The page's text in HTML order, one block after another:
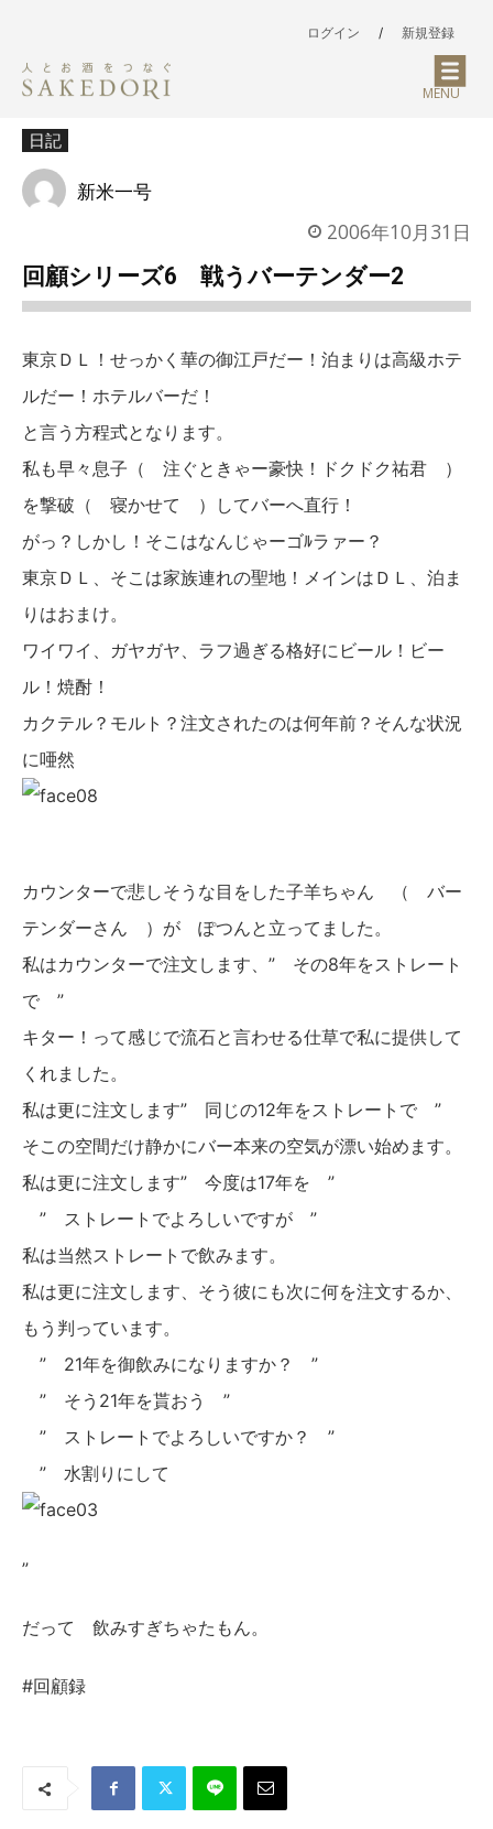
ログイン / 新規登録
MENU
日記
新米一号
2006年10月31日
回顧シリーズ6 戦うバーテンダー2
東京ＤＬ！せっかく華の御江戸だー！泊まりは高級ホテ
ルだー！ホテルバーだ！
と言う方程式となります。
私も早々息子（ 注ぐときゃー豪快！ドクドク祐君 ）
を撃破（ 寝かせて ）してバーへ直行！
がっ？しかし！そこはなんじゃーゴﾙラァー？
東京ＤＬ、そこは家族連れの聖地！メインはＤＬ、泊ま
りはおまけ。
ワイワイ、ガヤガヤ、ラフ過ぎる格好にビール！ビー
ル！焼酎！
カクテル？モルト？注文されたのは何年前？そんな状況
に唖然
カウンターで悲しそうな目をした子羊ちゃん （ バー
テンダーさん ）が ぽつんと立ってました。
私はカウンターで注文します、” その8年をストレート
で ”
キター！って感じで流石と言わせる仕草で私に提供して
くれました。
私は更に注文します” 同じの12年をストレートで ”
そこの空間だけ静かにバー本来の空気が漂い始めます。
私は更に注文します” 今度は17年を ”
” ストレートでよろしいですが ”
私は当然ストレートで飲みます。
私は更に注文します、そう彼にも次に何を注文するか、
もう判っています。
” 21年を御飲みになりますか？ ”
” そう21年を貰おう ”
” ストレートでよろしいですか？ ”
” 水割りにして
”
だって 飲みすぎちゃたもん。
#回顧録